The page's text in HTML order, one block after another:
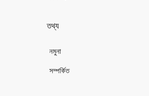
তথ্য
নমুনা
সম্পর্কিত